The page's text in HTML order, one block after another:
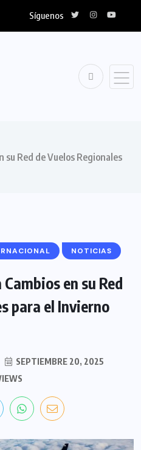
Síguenos
su Red de Vuelos Regionales
NOTICIAS
en su Red
para el Invierno
SEPTIEMBRE 20, 2025